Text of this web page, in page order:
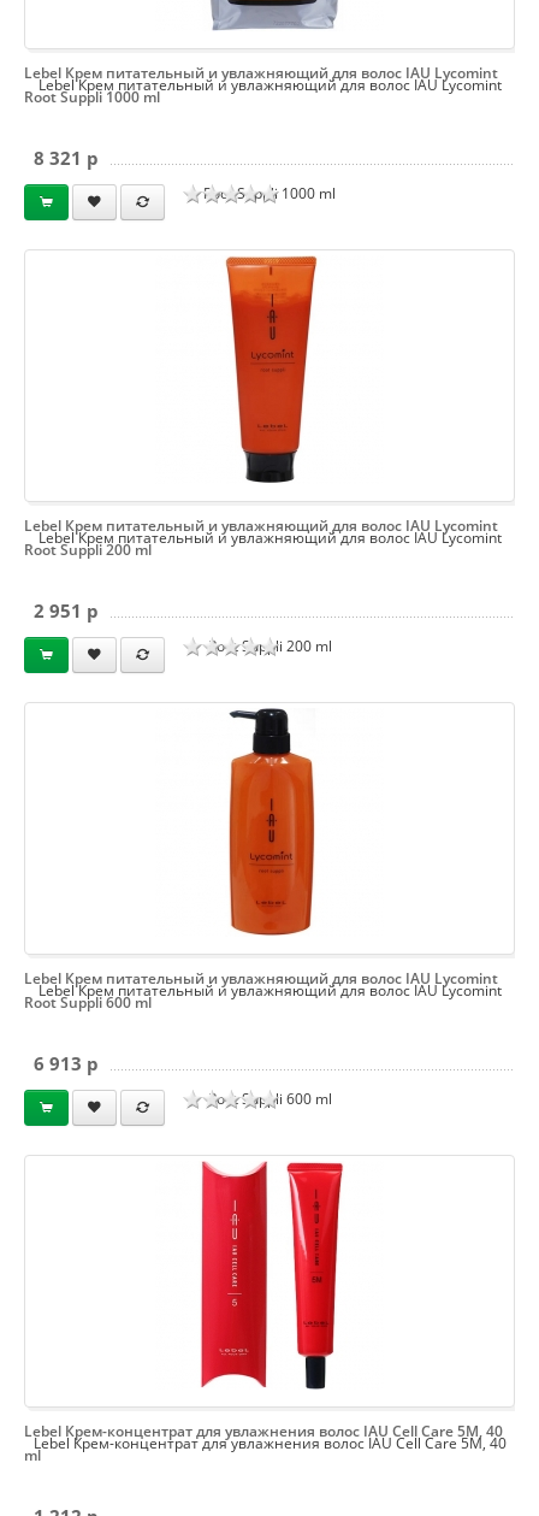
Lebel Крем питательный и увлажняющий для волос IAU Lycomint
Root Suppli 1000 ml
Lebel Крем питательный и увлажняющий для волос IAU Lycomint
Root Suppli 1000 ml
8 321 p
Lebel Крем питательный и увлажняющий для волос IAU Lycomint
Root Suppli 200 ml
Lebel Крем питательный и увлажняющий для волос IAU Lycomint
Root Suppli 200 ml
2 951 p
Lebel Крем питательный и увлажняющий для волос IAU Lycomint
Root Suppli 600 ml
Lebel Крем питательный и увлажняющий для волос IAU Lycomint
Root Suppli 600 ml
6 913 p
Lebel Крем-концентрат для увлажнения волос IAU Cell Care 5M, 40
Lebel Крем-концентрат для увлажнения волос IAU Cell Care 5M, 40
ml